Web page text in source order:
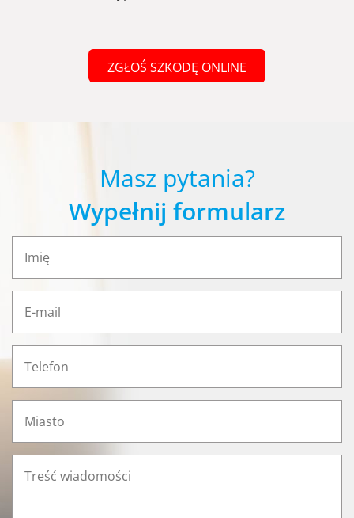
ZGŁOŚ SZKODĘ ONLINE
Masz pytania?
Wypełnij formularz